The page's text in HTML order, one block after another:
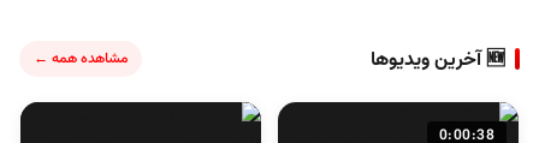
🆕 آخرین ویدیوها مشاهده همه ←
0:00:38